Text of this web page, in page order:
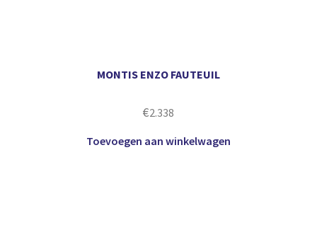
MONTIS ENZO FAUTEUIL
€2.338
Toevoegen aan winkelwagen